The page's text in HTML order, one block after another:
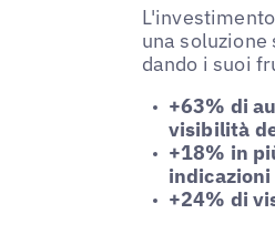
una
dando i suoi
+63% di
visibilità
+18% in
indicazioni
+24% di